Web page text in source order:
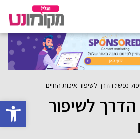
פתח
נפשי: הדרך לשיפור איכות החיים
הדרך לשיפור